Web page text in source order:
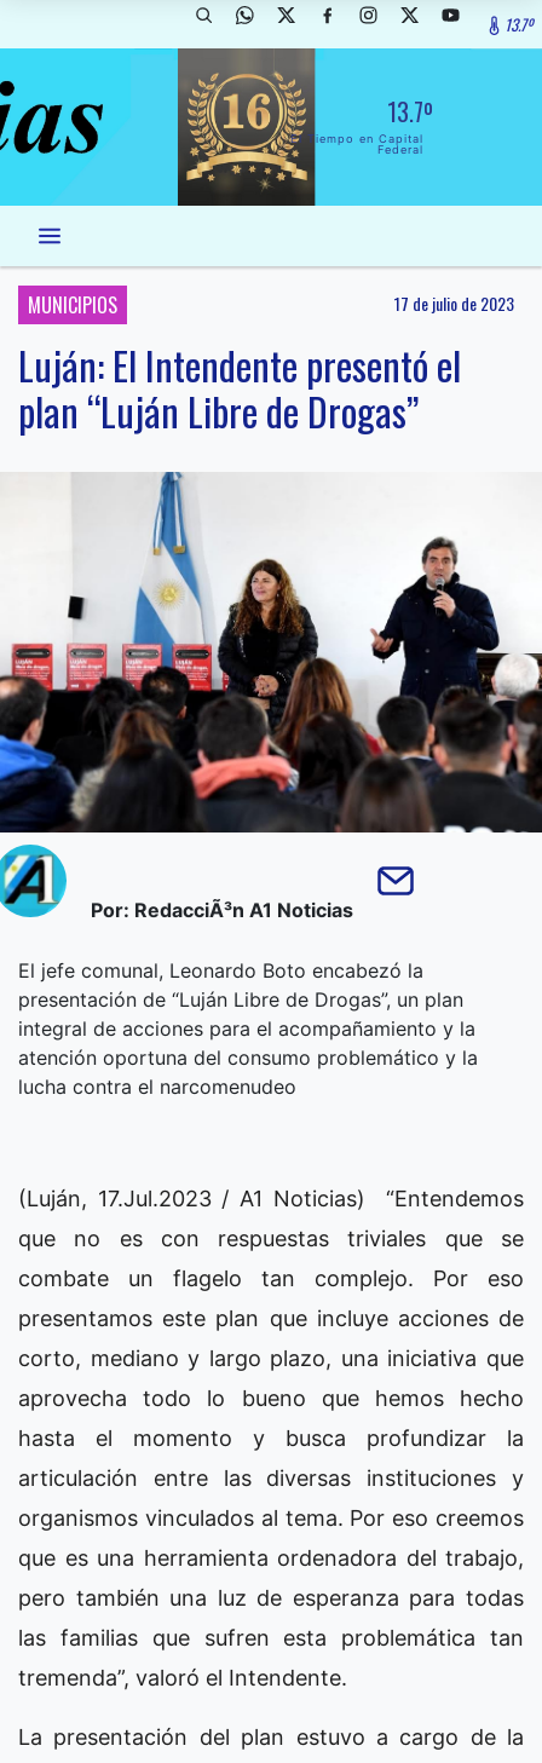
13.7º
13.7º
El Tiempo en Capital
Federal
MUNICIPIOS 17 de julio de 2023
Luján: El Intendente presentó el
plan “Luján Libre de Drogas”
Por: RedacciÃ³n A1 Noticias
El jefe comunal, Leonardo Boto encabezó la
presentación de “Luján Libre de Drogas”, un plan
integral de acciones para el acompañamiento y la
atención oportuna del consumo problemático y la
lucha contra el narcomenudeo
(Luján, 17.Jul.2023 / A1 Noticias) “Entendemos
que no es con respuestas triviales que se
combate un flagelo tan complejo. Por eso
presentamos este plan que incluye acciones de
corto, mediano y largo plazo, una iniciativa que
aprovecha todo lo bueno que hemos hecho
hasta el momento y busca profundizar la
articulación entre las diversas instituciones y
organismos vinculados al tema. Por eso creemos
que es una herramienta ordenadora del trabajo,
pero también una luz de esperanza para todas
las familias que sufren esta problemática tan
tremenda”, valoró el Intendente.
La presentación del plan estuvo a cargo de la